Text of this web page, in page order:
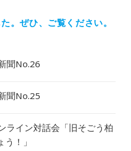
。ぜひ、ご覧ください。
聞No.26
聞No.25
ライン対話会「旧そごう柏
！」